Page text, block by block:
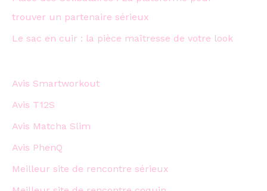
trouver un partenaire sérieux
Le sac en cuir : la pièce maîtresse de votre look
Avis Smartworkout
Avis T12S
Avis Matcha Slim
Avis PhenQ
Meilleur site de rencontre sérieux